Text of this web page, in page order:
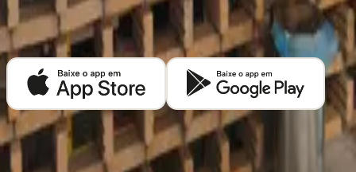
Baixe o app Kafex e encontre as melhores cafeterias de café especial
perto de você.